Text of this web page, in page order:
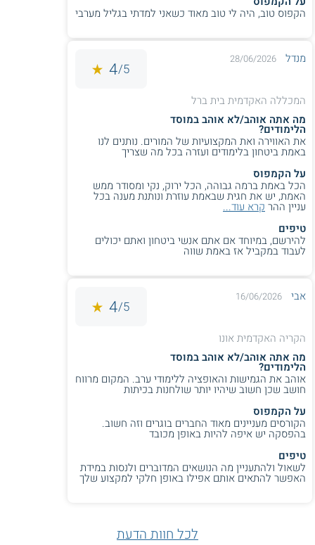
תחומיים וסוציולוגיה. מקבץ זה מתאים
למעוניינים להמשיך גם לתואר שני במקצוע.
אפשרויות תעסוקה
בוגרי תואר בקרימינולוגיה יוכלו להשתלב במגוון מערכות שיקום,
כגון משטרת ישראל, מערכת המשפט, השב"ס, שירותי המבחן
מי שמעוניין בהמשך לימודים יוכל להמשיך לפסיכולוגיה,
לאנתרופולוגיה וללימודי המשך בקרימינולוגיה.
והסביבה החברתית. אנשי המקצוע אינם מתמקדים בפיענוח
פשעים בלבד, אלא חוקרים באיזו סביבה גדלו הפושעים, מהן
הסיבות המניעות אותם וכיצד ניתן למנוע פשעים דומים בעתיד.
סוציולוגיה, אכיפת החוק, מערכת המשפט ועוד. תחומים אלו
חוברים יחדיו ומגדירים מהי עבריינות, מה מניע אותה, וכיצד יש
איש המקצוע פועל במסגרת חברתית מסויימת, ולכן עליו להעריך
את מושא חקירתו על פי הערכים והנורמות שבמרכז אותה חברה.
כמו כן, עליו להתמצא במערכת המשפטית של אותה חברה
ולשפוט את מעשיו של העבריין תחת מטריית החוקים הרלוונטית
במדינה. לדוגמא, אדם המוגדר כבעל סטייה חברתית בחברה אחת,
לא תמיד יהיה פושע על פי הגדרותיה של חברה אחרת.
הקפוס טוב, היה לי טוב מאוד כשאני למדתי בגליל מערבי
מנדל 28/06/2026
5/
4
המכללה האקדמית בית ברל
מה אתה אוהב/לא אוהב במוסד
הלימודים?
את האווירה ואת המקצועיות של המורים. נותנים לנו
באמת ביטחון בלימודים ועזרה בכל מה שצריך
על הקמפוס
הכל באמת ברמה גבוהה, הכל ירוק, נקי ומסודר ממש
האמת, יש את חגית שבאמת עוזרת ונותנת מענה בכל
עניין ההר קרא עוד...
טיפים
להירשם, במיוחד אם אתם אנשי ביטחון ואתם יכולים
לעבוד במקביל אז באמת שווה
אבי 16/06/2026
5/
4
הקריה האקדמית אונו
מה אתה אוהב/לא אוהב במוסד
הלימודים?
אוהב את הגמישות והאופציה ללימודי ערב. המקום מרווח
חושב שכן חשוב שיהיו יותר שולחנות בכיתות
על הקמפוס
הקורסים מעניינים מאוד החברים בוגרים וזה חשוב.
בהפסקה יש איפה להיות באופן מכובד
טיפים
לשאול ולהתעניין מה הנושאים המדוברים ולנסות במידת
האפשר להתאים אותם אפילו באופן חלקי למקצוע שלך
לכל חוות הדעת